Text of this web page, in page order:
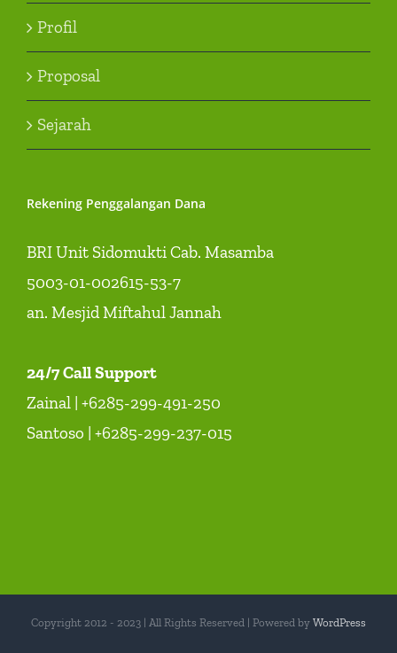
Profil
Proposal
Sejarah
Rekening Penggalangan Dana
BRI Unit Sidomukti Cab. Masamba
5003-01-002615-53-7
an. Mesjid Miftahul Jannah
24/7 Call Support
Zainal | +6285-299-491-250
Santoso | +6285-299-237-015
Copyright 2012 - 2023 | All Rights Reserved | Powered by WordPress